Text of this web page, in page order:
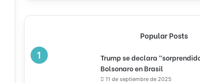
Popular Posts
Trump se declara
Bolsonaro en Brasil
11 de septiembre de 2025